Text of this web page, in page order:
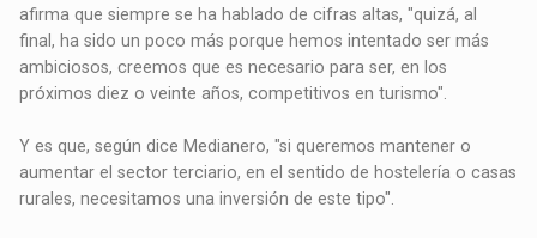
afirma que siempre se ha hablado de cifras altas, "quizá, al
final, ha sido un poco más porque hemos intentado ser más
ambiciosos, creemos que es necesario para ser, en los
próximos diez o veinte años, competitivos en turismo".
Y es que, según dice Medianero, "si queremos mantener o
aumentar el sector terciario, en el sentido de hostelería o casas
rurales, necesitamos una inversión de este tipo".